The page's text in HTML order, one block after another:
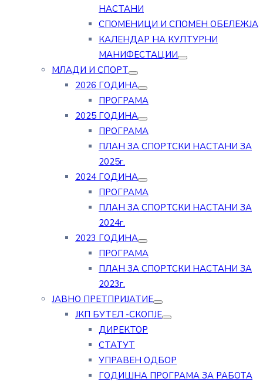
НАСТАНИ
СПОМЕНИЦИ И СПОМЕН ОБЕЛЕЖЈА
КАЛЕНДАР НА КУЛТУРНИ
МАНИФЕСТАЦИИ
МЛАДИ И СПОРТ
2026 ГОДИНА
ПРОГРАМА
2025 ГОДИНА
ПРОГРАМА
ПЛАН ЗА СПОРТСКИ НАСТАНИ ЗА
2025г.
2024 ГОДИНА
ПРОГРАМА
ПЛАН ЗА СПОРТСКИ НАСТАНИ ЗА
2024г.
2023 ГОДИНА
ПРОГРАМА
ПЛАН ЗА СПОРТСКИ НАСТАНИ ЗА
2023г.
ЈАВНО ПРЕТПРИЈАТИЕ
ЈКП БУТЕЛ -СКОПЈЕ
ДИРЕКТОР
СТАТУТ
УПРАВЕН ОДБОР
ГОДИШНА ПРОГРАМА ЗА РАБОТА